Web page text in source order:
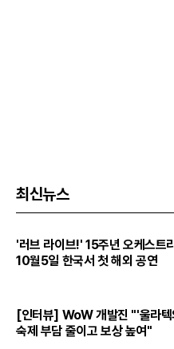
최신뉴스
'러브 라이브!' 15주년 오케스트
10월5일 한국서 첫 해외 공연
[인터뷰] WoW 개발진 "'울라텍
숙제 부담 줄이고 보상 높여"